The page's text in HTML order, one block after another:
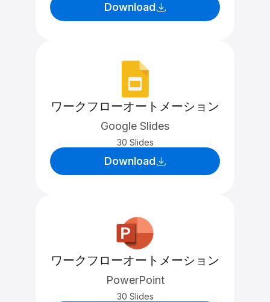
Download
ワークフローオートメーション
Google Slides
30 Slides
Download
ワークフローオートメーション
PowerPoint
30 Slides